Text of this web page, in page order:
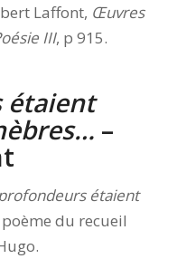
Laffont, Œuvres
III, p 915.
étaient
–
étaient
du recueil